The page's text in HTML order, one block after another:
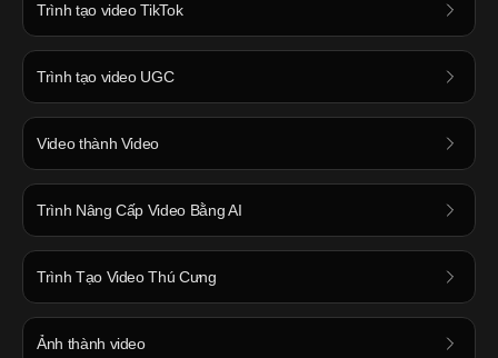
Trình tạo video TikTok
Trình tạo video UGC
Video thành Video
Trình Nâng Cấp Video Bằng AI
Trình Tạo Video Thú Cưng
Ảnh thành video